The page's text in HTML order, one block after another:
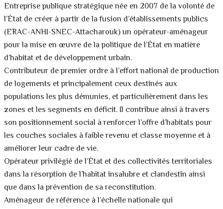
Entreprise publique stratégique née en 2007 de la volonté de
l’État de créer à partir de la fusion d’établissements publics
(ERAC-ANHI-SNEC-Attacharouk) un opérateur-aménageur
pour la mise en œuvre de la politique de l’État en matière
d’habitat et de développement urbain.
Contributeur de premier ordre à l’effort national de production
de logements et principalement ceux destinés aux
populations les plus démunies, et particulièrement dans les
zones et les segments en déficit. Il contribue ainsi à travers
son positionnement social à renforcer l’offre d’habitats pour
les couches sociales à faible revenu et classe moyenne et à
améliorer leur cadre de vie.
Opérateur privilégié de l’État et des collectivités territoriales
dans la résorption de l’habitat insalubre et clandestin ainsi
que dans la prévention de sa reconstitution.
Aménageur de référence à l’échelle nationale qui